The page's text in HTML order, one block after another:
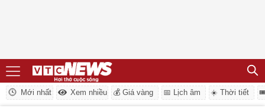
Mới nhất Xem nhiều 💰 Giá vàng 📅 Lịch âm ☀️ Thời tiết